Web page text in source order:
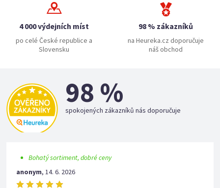
4 000 výdejních míst
po celé České republice a
Slovensku
98 % zákazníků
na Heureka.cz doporučuje
náš obchod
98 %
spokojených zákazníků nás doporučuje
Bohatý sortiment, dobré ceny
anonym,14. 6. 2026